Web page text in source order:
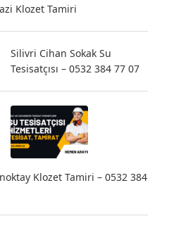
Klozet Tamiri
Silivri Cihan Sokak Su
Tesisatçısı – 0532 384 77 07
Klozet Tamiri – 0532 384